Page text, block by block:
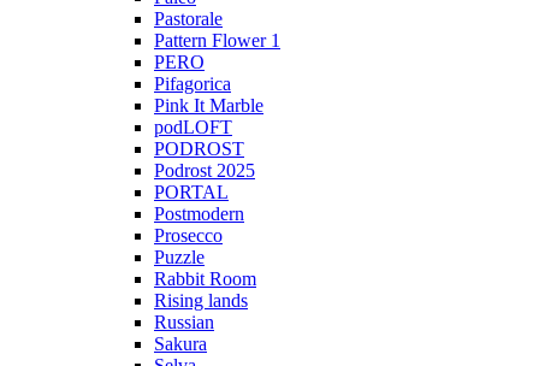
Pastorale
Pattern Flower 1
PERO
Pifagorica
Pink It Marble
podLOFT
PODROST
Podrost 2025
PORTAL
Postmodern
Prosecco
Puzzle
Rabbit Room
Rising lands
Russian
Sakura